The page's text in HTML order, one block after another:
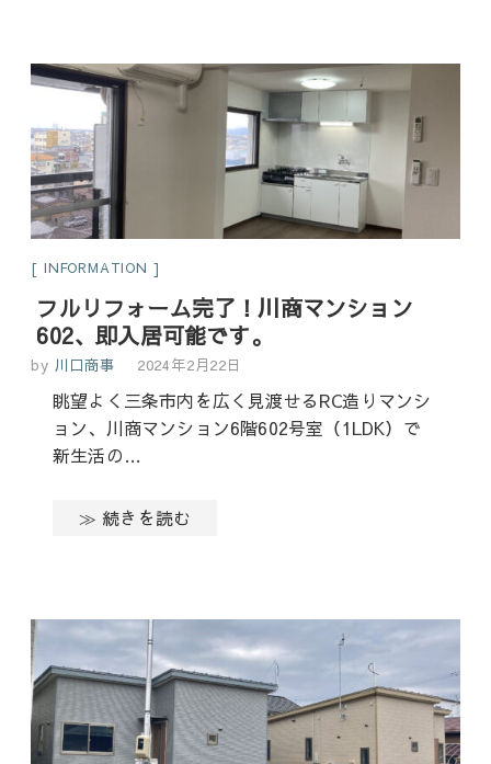
INFORMATION
フルリフォーム完了！川商マンション
602、即入居可能です。
by 川口商事 2024年2月22日
眺望よく三条市内を広く見渡せるRC造りマンシ
ョン、川商マンション6階602号室（1LDK）で
新生活の…
≫ 続きを読む